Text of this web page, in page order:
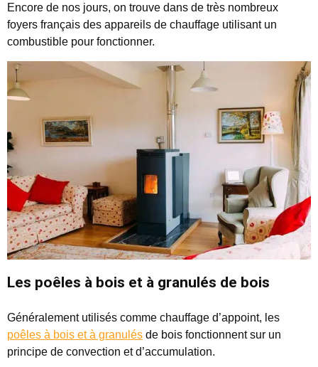
Encore de nos jours, on trouve dans de très nombreux
foyers français des appareils de chauffage utilisant un
combustible pour fonctionner.
Les poêles à bois et à granulés de bois
Généralement utilisés comme chauffage d’appoint, les
poêles à bois et à granulés de bois fonctionnent sur un
principe de convection et d’accumulation.